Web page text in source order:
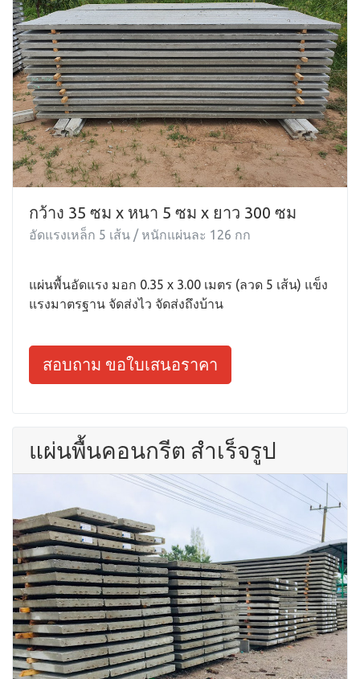
กว้าง 35 ซม x หนา 5 ซม x ยาว 300 ซม
อัดแรงเหล็ก 5 เส้น / หนักแผ่นละ 126 กก
แผ่นพื้นอัดแรง มอก 0.35 x 3.00 เมตร (ลวด 5 เส้น) แข็ง
แรงมาตรฐาน จัดส่งไว จัดส่งถึงบ้าน
สอบถาม ขอใบเสนอราคา
แผ่นพื้นคอนกรีต สำเร็จรูป